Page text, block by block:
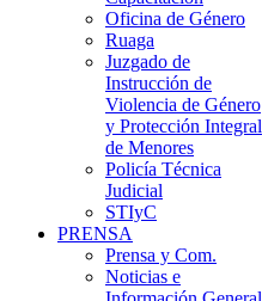
Oficina de Género
Ruaga
Juzgado de
Instrucción de
Violencia de Género
y Protección Integral
de Menores
Policía Técnica
Judicial
STIyC
PRENSA
Prensa y Com.
Noticias e